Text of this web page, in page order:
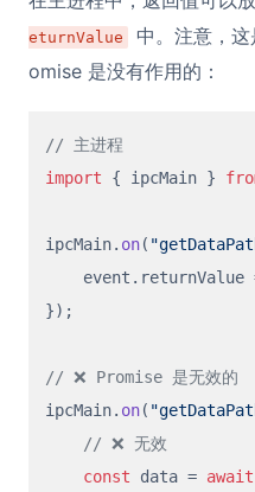
eturnValue
中。注意，
omise 是没有作用的：
// 主进程
import { ipcMain }
ipcMain. on(
    event.
returnValue
});
// ❌ Promise 是无效的
ipcMain. on(
// ❌ 无效
const data = await